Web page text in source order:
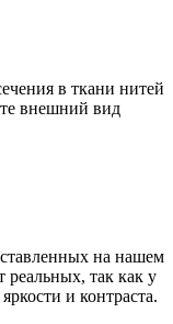
в ткани нитей
внешний вид
на нашем
реальных, так как у
и контраста.